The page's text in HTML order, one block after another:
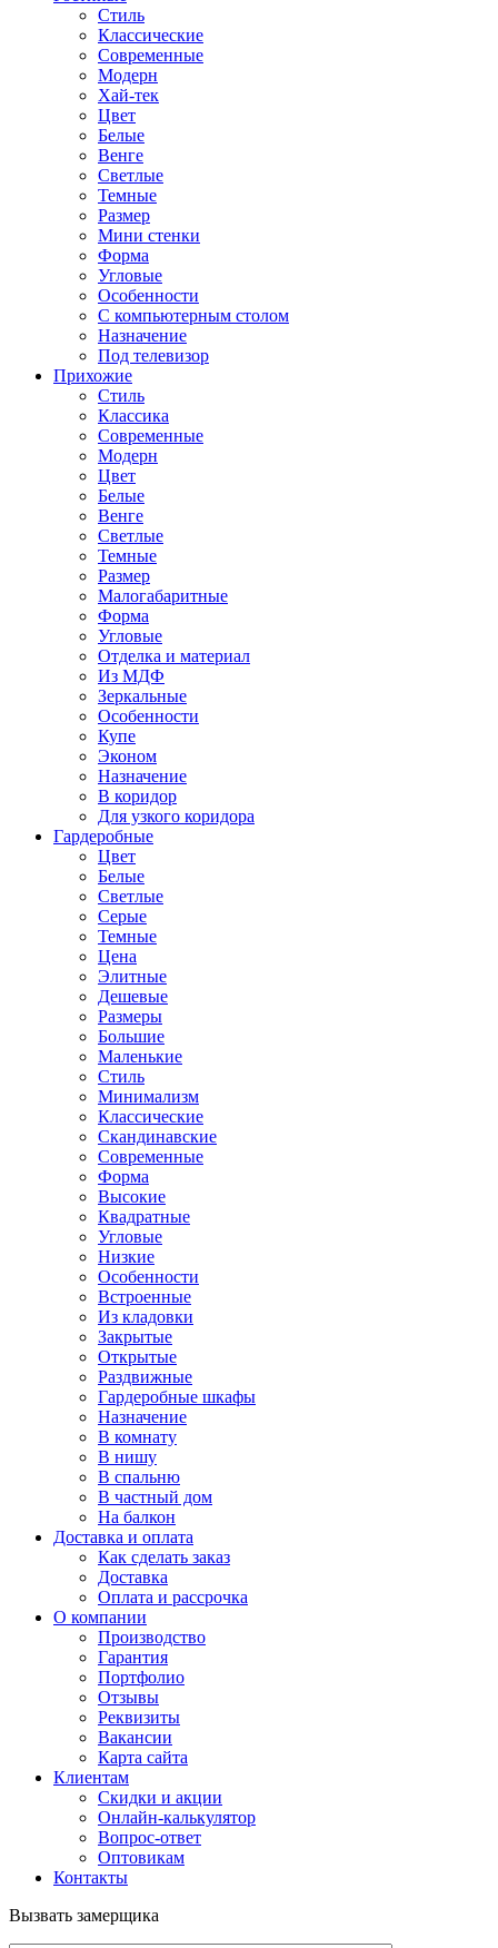
Стиль
Классические
Современные
Модерн
Хай-тек
Цвет
Белые
Венге
Светлые
Темные
Размер
Мини стенки
Форма
Угловые
Особенности
С компьютерным столом
Назначение
Под телевизор
Прихожие
Стиль
Классика
Современные
Модерн
Цвет
Белые
Венге
Светлые
Темные
Размер
Малогабаритные
Форма
Угловые
Отделка и материал
Из МДФ
Зеркальные
Особенности
Купе
Эконом
Назначение
В коридор
Для узкого коридора
Гардеробные
Цвет
Белые
Светлые
Серые
Темные
Цена
Элитные
Дешевые
Размеры
Большие
Маленькие
Стиль
Минимализм
Классические
Скандинавские
Современные
Форма
Высокие
Квадратные
Угловые
Низкие
Особенности
Встроенные
Из кладовки
Закрытые
Открытые
Раздвижные
Гардеробные шкафы
Назначение
В комнату
В нишу
В спальню
В частный дом
На балкон
Доставка и оплата
Как сделать заказ
Доставка
Оплата и рассрочка
О компании
Производство
Гарантия
Портфолио
Отзывы
Реквизиты
Вакансии
Карта сайта
Клиентам
Скидки и акции
Онлайн-калькулятор
Вопрос-ответ
Оптовикам
Контакты
Вызвать замерщика